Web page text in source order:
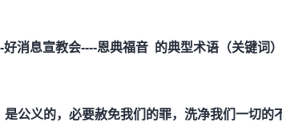
消息宣教会----恩典福音 的典型术语（关键词
公义的，必要赦免我们的罪，洗净我们一切的